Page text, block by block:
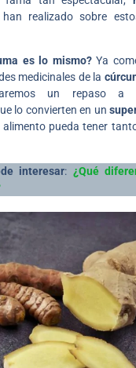
realizado sobre
es lo mismo?Ya
medicinales de la
un repaso
lo convierten en un
pueda tener
interesar: ¿Qué